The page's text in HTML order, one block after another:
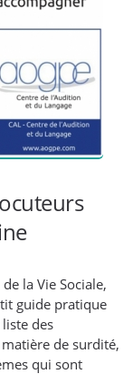
la Vie Sociale,
guide pratique
des
de surdité,
qui sont